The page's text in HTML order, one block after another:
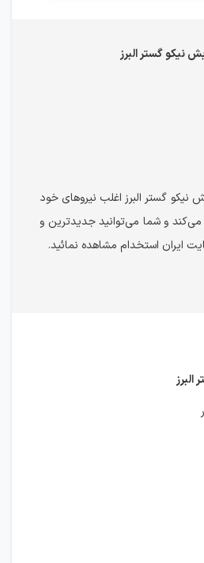
گستر البرز
گستر البرز اغلب نیروهای خود
و شما می‌توانید جدیدترین و
ایران استخدام مشاهده نمائید.
البرز